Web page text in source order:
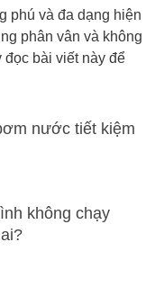
phú và đa dạng hiện
phân vân và không
đọc bài viết này để
nước tiết kiệm
không chạy